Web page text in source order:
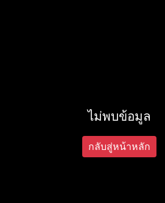
ไม่พบข้อมูล
กลับสู่หน้าหลัก